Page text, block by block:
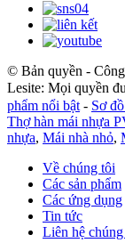
© Bản quyền -
Lesite: Mọi quyền
phẩm nổi bật - Sơ
Thợ hàn mái nhựa
nhựa, Mái nhà nhỏ,
Về chúng tôi
Các sản phẩm
Các ứng dụng
Tin tức
Liên hệ